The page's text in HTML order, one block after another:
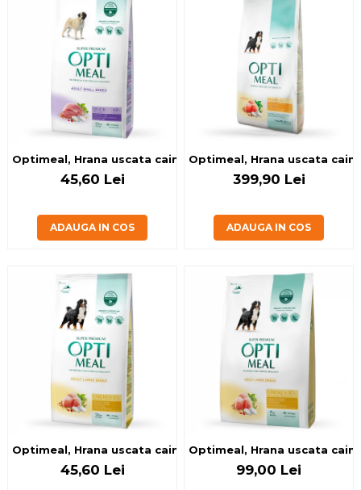
Optimeal, Hrana uscata caini de talie mica, Rata, 1.5kg
45,60 Lei
ADAUGA IN COS
Optimeal, Hrana uscata
399,90 Lei
ADAUGA IN COS
Optimeal, Hrana uscata caini de talie mare, Pui, 1.5kg
45,60 Lei
Optimeal, Hrana uscata
99,00 Lei